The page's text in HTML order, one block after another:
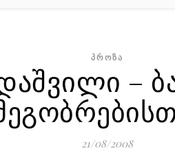
ᲞᲠᲝᲖᲐ
–
21/08/2008